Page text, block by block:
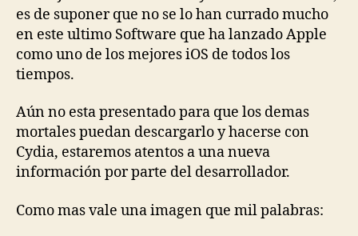
es de suponer que no se lo han currado mucho
en este ultimo Software que ha lanzado Apple
como uno de los mejores iOS de todos los
tiempos.
Aún no esta presentado para que los demas
mortales puedan descargarlo y hacerse con
Cydia, estaremos atentos a una nueva
información por parte del desarrollador.
Como mas vale una imagen que mil palabras: